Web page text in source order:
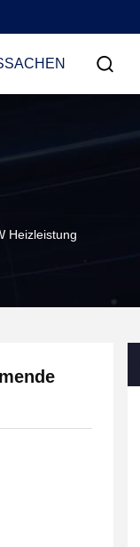
Heizleistung